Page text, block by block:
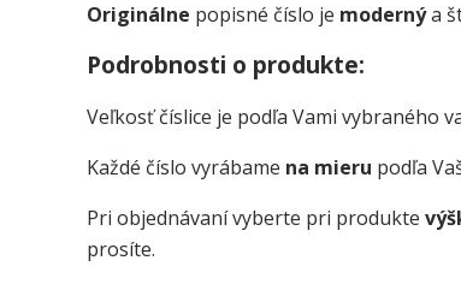
Originálne popisné číslo je modernýa
Podrobnosti o produkte:
Veľkosť číslice je podľa Vami vybraného
Každé číslo vyrábame na mieru podľa
Pri objednávaní vyberte pri produkte
prosíte.